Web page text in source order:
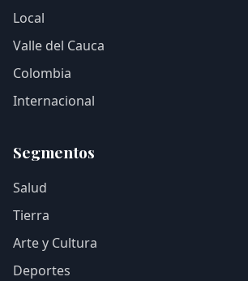
Local
Valle del Cauca
Colombia
Internacional
Segmentos
Salud
Tierra
Arte y Cultura
Deportes